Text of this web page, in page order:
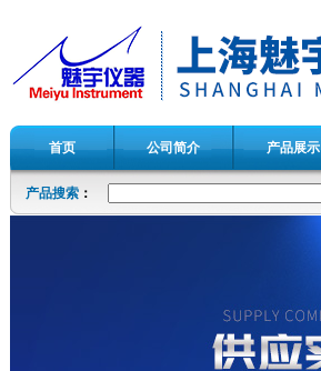
首页 公司简介 产品展示
产品搜索 ：